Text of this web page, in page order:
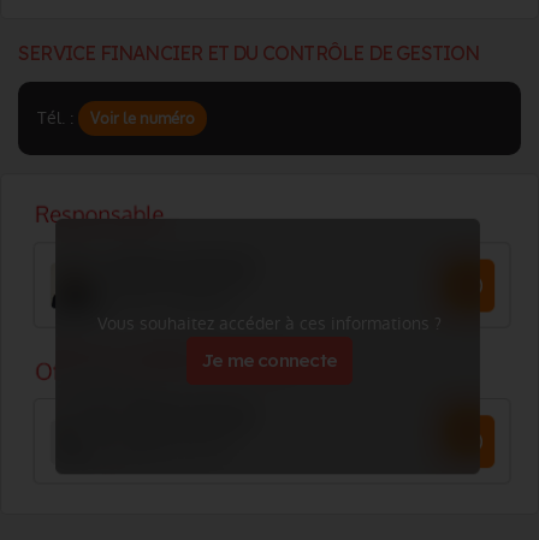
SERVICE FINANCIER ET DU CONTRÔLE DE GESTION
Tél. : Voir le numéro
Vous souhaitez accéder à ces informations ?
Je me connecte